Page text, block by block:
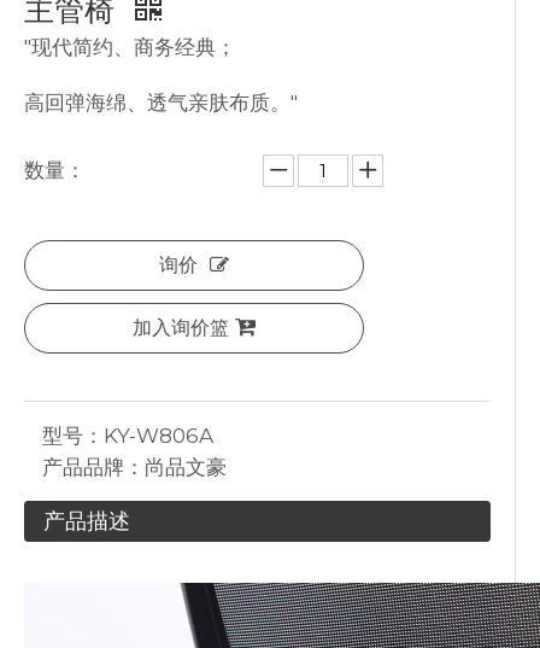
主管椅
"现代简约、商务经典；
高回弹海绵、透气亲肤布质。"
数量：
询价
加入询价篮
型号： KY-W806A
产品品牌： 尚品文豪
产品描述